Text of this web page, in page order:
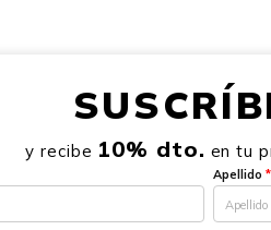
y recibe 10% dto. en tu
Apellido *